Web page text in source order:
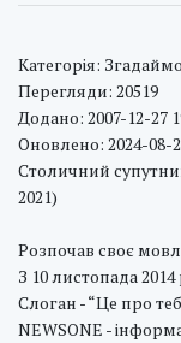
Категорія:
Перегляди: 20519
Додано: 2007-12-27
Оновлено: 2024-08-
Столичний
2021)
Розпочав своє
З 10 листопада
Слоган - “Це про
NEWSONE -